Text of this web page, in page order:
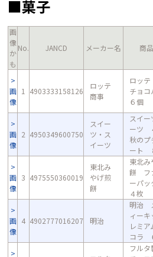
■菓子
画
像
か
も
No. JANCD メーカー名 商
画
像
1 4903333158126
ロッテ
商事
ロッ
チョ
６個
画
像
2 4950349600750
スイー
ツ・ス
イーツ
スイー
ーツ
秋のプ
ート
画
像
3 4975550360019
東北み
やげ煎
餅
東北み
餅 フ
ーパ
４枚
画
像
4 4902777016207 明治
明治
ィー
レミア
コラ
フル